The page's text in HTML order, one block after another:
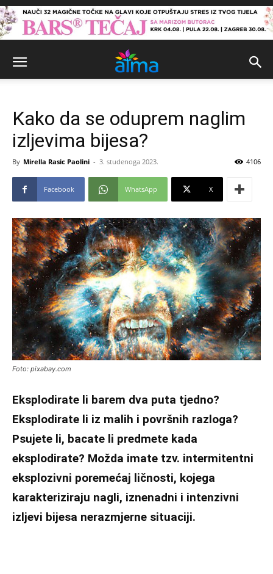
Kako da se oduprem naglim
izljevima bijesa?
By Mirella Rasic Paolini - 3. studenoga 2023. 4106
Facebook WhatsApp X
Foto: pixabay.com
Eksplodirate li barem dva puta tjedno?
Eksplodirate li iz malih i površnih razloga?
Psujete li, bacate li predmete kada
eksplodirate? Možda imate tzv. intermitentni
eksplozivni poremećaj ličnosti, kojega
karakteriziraju nagli, iznenadni i intenzivni
izljevi bijesa nerazmjerne situaciji.